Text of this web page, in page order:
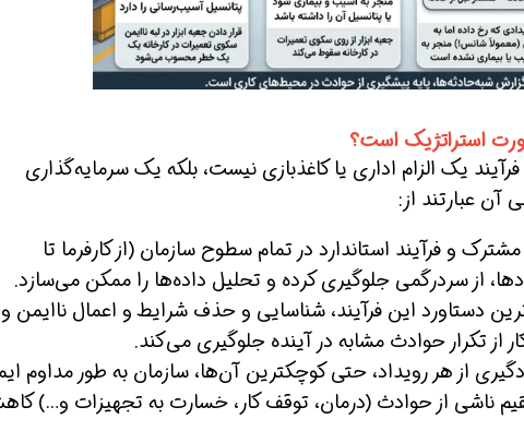
استراتژیک است؟
یک الزام اداری یا کاغذبازی نیست، بلکه یک سرمایه‌گذاری
عبارتند از:
و فرآیند استاندارد در تمام سطوح سازمان (از کارفرما تا
از سردرگمی جلوگیری کرده و تحلیل داده‌ها را ممکن می‌سازد.
دستاورد این فرآیند، شناسایی و حذف شرایط و اعمال ناایمن و
تکرار حوادث مشابه در آینده جلوگیری می‌کند.
از هر رویداد، حتی کوچکترین آن‌ها، سازمان به طور مداوم
ناشی از حوادث (درمان، توقف کار، خسارت به تجهیزات و…)
افسر HSE هوشمند شو